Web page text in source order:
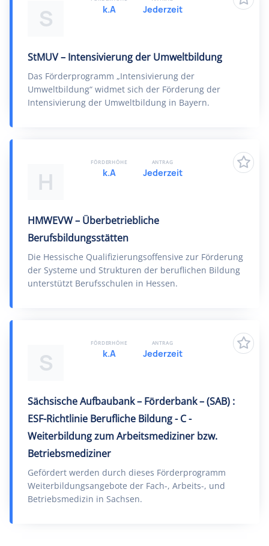
S
StMUV – Intensivierung der Umweltbildung
Das Förderprogramm „Intensivierung der
Umweltbildung“ widmet sich der Förderung der
Intensivierung der Umweltbildung in Bayern.
k.A Jederzeit
H
HMWEVW – Überbetriebliche
Berufsbildungsstätten
Die Hessische Qualifizierungsoffensive zur Förderung
der Systeme und Strukturen der beruflichen Bildung
unterstützt Berufsschulen in Hessen.
FÖRDERHÖHE
k.A
ANTRAG
Jederzeit
S
Sächsische Aufbaubank – Förderbank – (SAB) :
ESF-Richtlinie Berufliche Bildung - C -
Weiterbildung zum Arbeitsmediziner bzw.
Betriebsmediziner
Gefördert werden durch dieses Förderprogramm
Weiterbildungsangebote der Fach-, Arbeits-, und
Betriebsmedizin in Sachsen.
FÖRDERHÖHE
k.A
ANTRAG
Jederzeit